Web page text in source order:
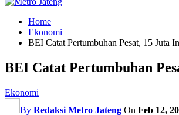
Home
Ekonomi
BEI Catat Pertumbuhan Pesat, 15 Juta
BEI Catat Pertumbuhan
Ekonomi
By Redaksi Metro Jateng On Feb 12,